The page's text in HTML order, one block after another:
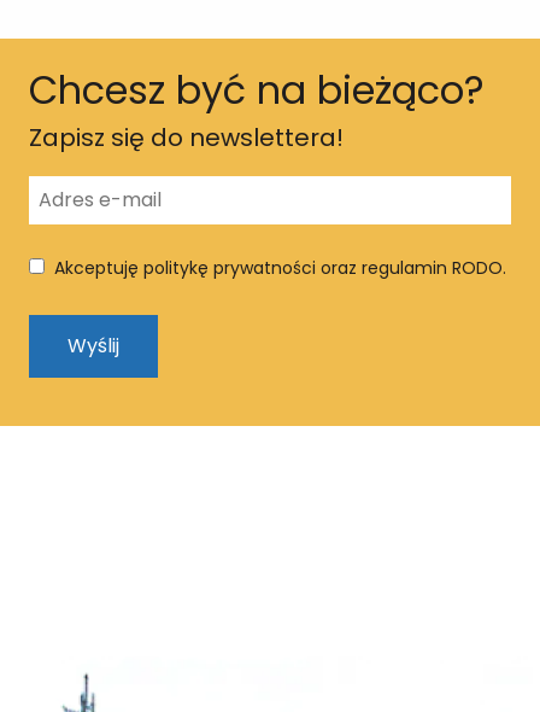
Chcesz być na bieżąco?
Zapisz się do newslettera!
Akceptuję politykę prywatności oraz regulamin RODO.